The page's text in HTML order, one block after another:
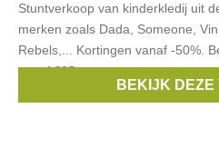
Stuntverkoop van kinderkledij uit
merken zoals Dada, Someone,
Rebels,... Kortingen vanaf -50%.
vanaf €25.
Vinrose,Someone,
BEKIJK DEZE